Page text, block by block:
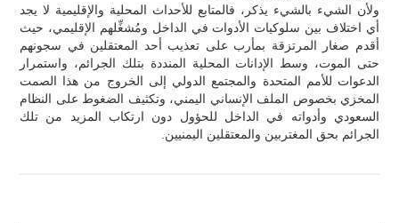
ولأن الشيء بالشيء يذكر، فالمتابع للأحداث المحلية والإقليمية لا يجد
أي اختلاف بين سلوكيات الأدوات في الداخل ومُشغِّلهم الإقليمي، حيث
أقدم صغار المرتزقة بمأرب على تعذيب أحد المعتقلين في سجونهم
حتى الموت، وسط الإدانات المحلية المنددة بتلك الجرائم، واستمرار
الدعوات للأمم المتحدة والمجتمع الدولي إلى الخروج من هذا الصمت
المخزي بخصوص الملف الإنساني اليمني، وتكثيف الضغوط على النظام
السعودي وأدواته في الداخل للحؤول دون ارتكاب المزيد من تلك
الجرائم بحق المغتربين والمعتقلين اليمنيين.